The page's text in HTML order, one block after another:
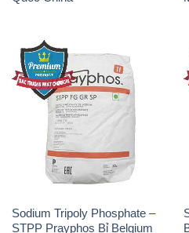
Sodium Tripoly Phosphate –
STPP Prayphos Bỉ Belgium